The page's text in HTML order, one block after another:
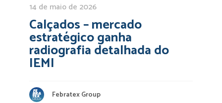
14 de maio de 2026
Calçados – mercado
estratégico ganha
radiografia detalhada do
IEMI
Febratex Group